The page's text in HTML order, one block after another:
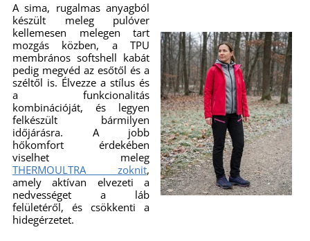
A sima, rugalmas anyagból
készült meleg pulóver
kellemesen melegen tart
mozgás közben, a TPU
membrános softshell kabát
pedig megvéd az esőtől és a
széltől is. Élvezze a stílus és
a funkcionalitás
kombinációját, és legyen
felkészült bármilyen
időjárásra. A jobb
hőkomfort érdekében
viselhet meleg
THERMOULTRA zoknit,
amely aktívan elvezeti a
nedvességet a láb
felületéről, és csökkenti a
hidegérzetet.